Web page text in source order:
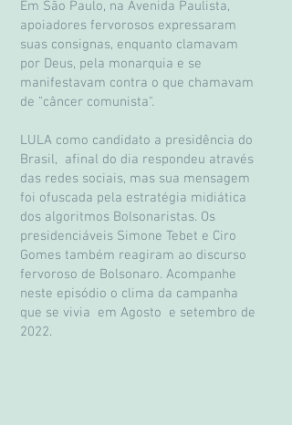
Em São Paulo, na Avenida Paulista,
apoiadores fervorosos expressaram
suas consignas, enquanto clamavam
por Deus, pela monarquia e se
manifestavam contra o que chamavam
de "câncer comunista".
LULA como candidato a presidência do
Brasil, afinal do dia respondeu através
das redes sociais, mas sua mensagem
foi ofuscada pela estratégia midiática
dos algoritmos Bolsonaristas. Os
presidenciáveis Simone Tebet e Ciro
Gomes também reagiram ao discurso
fervoroso de Bolsonaro. Acompanhe
neste episódio o clima da campanha
que se vivia em Agosto e setembro de
2022.